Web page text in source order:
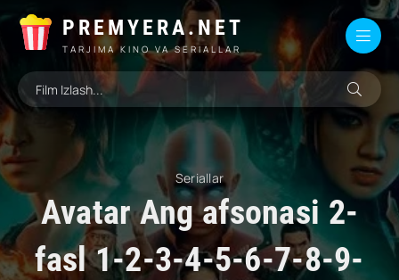
PREMYERA.NET
TARJIMA KINO VA SERIALLAR
Seriallar
Avatar Ang afsonasi 2-
fasl 1-2-3-4-5-6-7-8-9-